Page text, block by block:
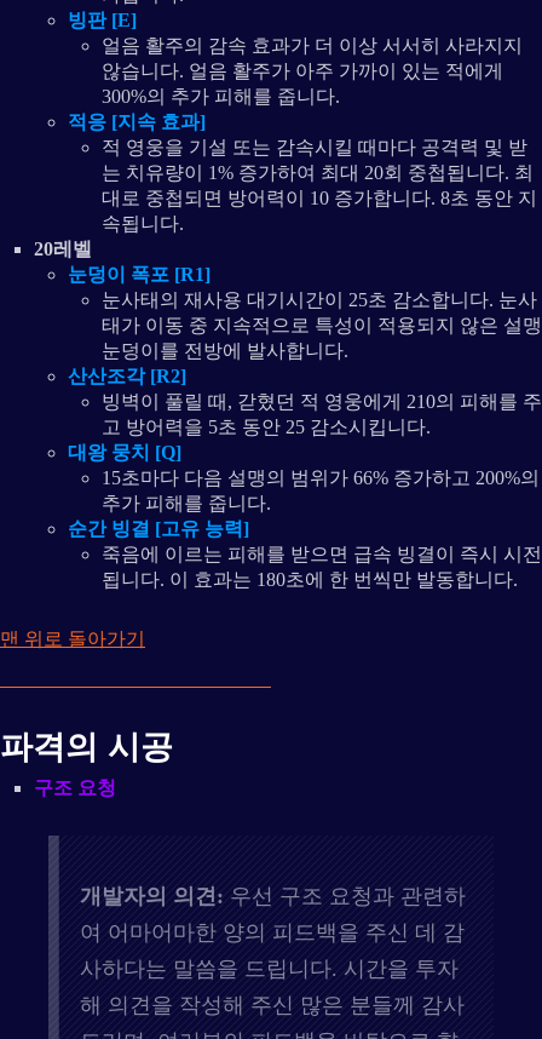
빙판 [E]
얼음 활주의 감속 효과가 더 이상 서서히 사라지지
않습니다. 얼음 활주가 아주 가까이 있는 적에게
300%의 추가 피해를 줍니다.
적응 [지속 효과]
적 영웅을 기설 또는 감속시킬 때마다 공격력 및 받
는 치유량이 1% 증가하여 최대 20회 중첩됩니다. 최
대로 중첩되면 방어력이 10 증가합니다. 8초 동안 지
속됩니다.
20레벨
눈덩이 폭포 [R1]
눈사태의 재사용 대기시간이 25초 감소합니다. 눈사
태가 이동 중 지속적으로 특성이 적용되지 않은 설맹
눈덩이를 전방에 발사합니다.
산산조각 [R2]
빙벽이 풀릴 때, 갇혔던 적 영웅에게 210의 피해를 주
고 방어력을 5초 동안 25 감소시킵니다.
대왕 뭉치 [Q]
15초마다 다음 설맹의 범위가 66% 증가하고 200%의
추가 피해를 줍니다.
순간 빙결 [고유 능력]
죽음에 이르는 피해를 받으면 급속 빙결이 즉시 시전
됩니다. 이 효과는 180초에 한 번씩만 발동합니다.
맨 위로 돌아가기
파격의 시공
구조 요청
개발자의 의견: 우선 구조 요청과 관련하
여 어마어마한 양의 피드백을 주신 데 감
사하다는 말씀을 드립니다. 시간을 투자
해 의견을 작성해 주신 많은 분들께 감사